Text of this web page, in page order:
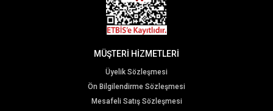
MÜŞTERİ HİZMETLERİ
Üyelik Sözleşmesi
Ön Bilgilendirme Sözleşmesi
Mesafeli Satış Sözleşmesi